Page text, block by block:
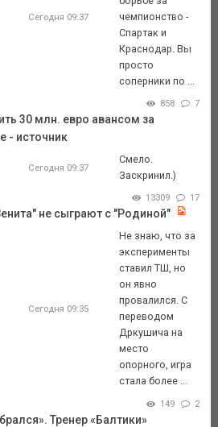
Сегодня 09:37
чемпионство -
Спартак и
Краснодар. Вы
просто
соперники по ...
858 7
30 млн. евро авансом за
- источник
Сегодня 09:37
Смело.
Заскринил.)
13309 17
не сыграют с "Родиной"
Сегодня 09:35
Не знаю, что за
эксперименты
ставил ТШ, но
он явно
провалился. С
переводом
Дркушича на
место
опорного, игра
стала более ...
149 2
Тренер «Балтики»